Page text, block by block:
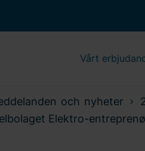
Vårt
och nyheter
Elektro-